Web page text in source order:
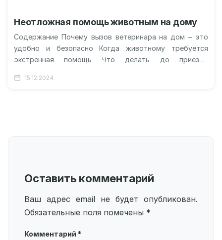
Неотложная помощь животным на дому
Содержание Почему вызов ветеринара на дом – это
удобно и безопасно Когда животному требуется
экстренная помощь Что делать до приезда
15.12.2024
Оставить комментарий
Ваш адрес email не будет опубликован.
Обязательные поля помечены *
Комментарий *